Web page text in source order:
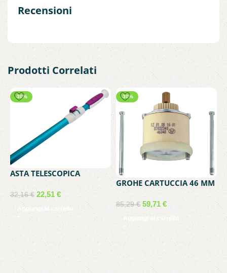
Recensioni
Prodotti Correlati
-30%
ASTA TELESCOPICA
2X180CM. K928BU/B
32,16€ 22,51 €
Aggiungi al carrello
-30%
GROHE CARTUCCIA 46 MM
DOCCIA VASCA LAVELLO
46048
85,29€ 59,71 €
Aggiungi al carrello